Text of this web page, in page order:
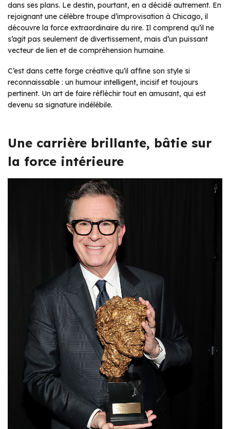
dans ses plans. Le destin, pourtant, en a décidé autrement. En
rejoignant une célèbre troupe d’improvisation à Chicago, il
découvre la force extraordinaire du rire. Il comprend qu’il ne
s’agit pas seulement de divertissement, mais d’un puissant
vecteur de lien et de compréhension humaine.
C’est dans cette forge créative qu’il affine son style si
reconnaissable : un humour intelligent, incisif et toujours
pertinent. Un art de faire réfléchir tout en amusant, qui est
devenu sa signature indélébile.
Une carrière brillante, bâtie sur
la force intérieure